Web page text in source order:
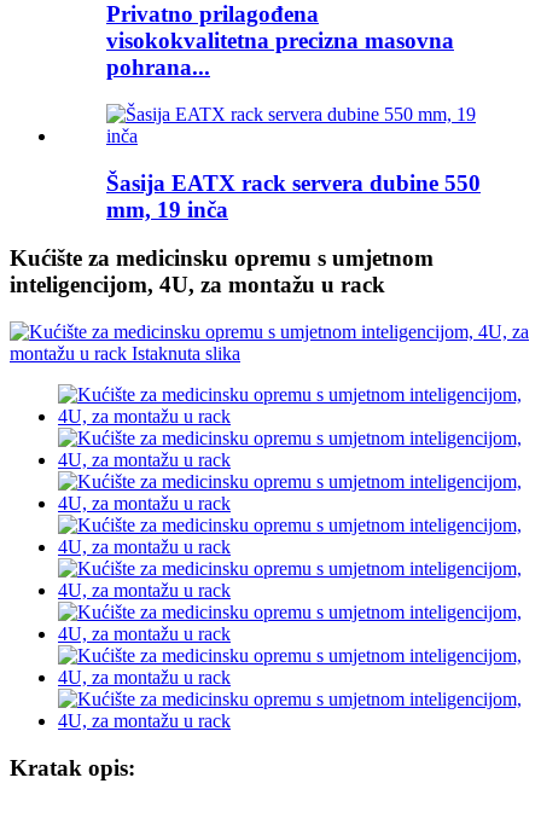
Privatno prilagođena
visokokvalitetna precizna masovna
pohrana...
Šasija EATX rack servera dubine 550
mm, 19 inča
Kućište za medicinsku opremu s umjetnom
inteligencijom, 4U, za montažu u rack
Kratak opis: